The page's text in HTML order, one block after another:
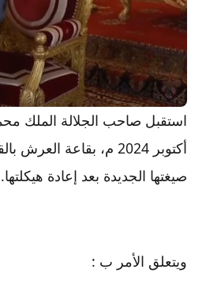
أكتوبر 2024 م،
صيغتها الجديدة بعد إعادة هيكلتها.
ويتعلق الأمر ب :